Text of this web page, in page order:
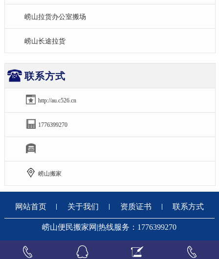
崂山拉货办公室搬场
崂山长途拉货
联系方式
http://au.c526.cn
1776399270
崂山搬家
网站首页 关于我们 资质证书 联系方式
崂山便民搬家网|热线服务：1776399270